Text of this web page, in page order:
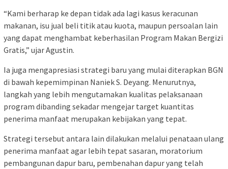
“Kami berharap ke depan tidak ada lagi kasus keracunan
makanan, isu jual beli titik atau kuota, maupun persoalan lain
yang dapat menghambat keberhasilan Program Makan Bergizi
Gratis,” ujar Agustin.
Ia juga mengapresiasi strategi baru yang mulai diterapkan BGN
di bawah kepemimpinan Naniek S. Deyang. Menurutnya,
langkah yang lebih mengutamakan kualitas pelaksanaan
program dibanding sekadar mengejar target kuantitas
penerima manfaat merupakan kebijakan yang tepat.
Strategi tersebut antara lain dilakukan melalui penataan ulang
penerima manfaat agar lebih tepat sasaran, moratorium
pembangunan dapur baru, pembenahan dapur yang telah